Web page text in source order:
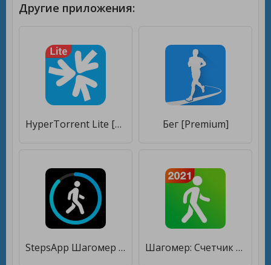
Другие приложения:
HyperTorrent Lite [Premium] Бег [Premium]
StepsApp Шагомер [Unlocked] Шагомер: Счетчик Шагов и Калорий [Unlocked]